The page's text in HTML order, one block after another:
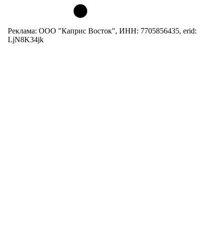
Реклама: ООО "Каприс Восток", ИНН: 7705856435, erid:
LjN8K34jk